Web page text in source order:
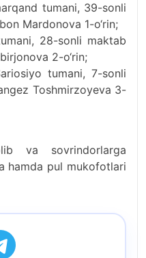
tumani, 39-sonli
Mardonova 1-o‘rin;
28-sonli maktab
2-o‘rin;
tumani, 7-sonli
Toshmirzoyeva 3-
va sovrindorlarga
hamda pul mukofotlari